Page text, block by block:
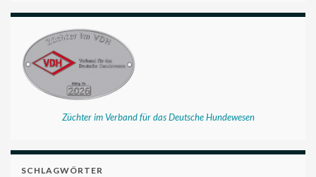
Züchter im Verband für das Deutsche Hundewesen
SCHLAGWÖRTER